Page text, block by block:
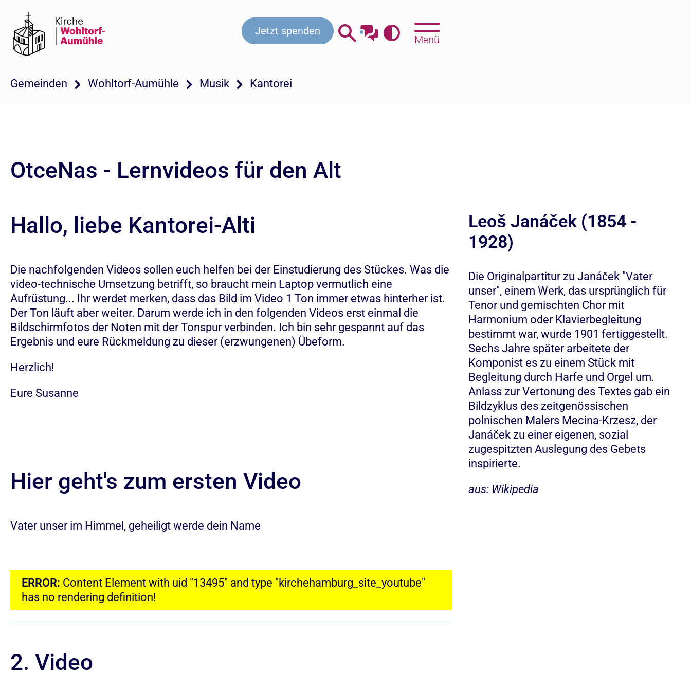
KontaktBeratung & HilfeGottesdienste
Jetzt spenden
Menü
Gemeinden Wohltorf-Aumühle Musik Kantorei
OtceNas - Lernvideos für den Alt
Hallo, liebe Kantorei-Alti
Die nachfolgenden Videos sollen euch helfen bei der Einstudierung des Stückes. Was die
video-technische Umsetzung betrifft, so braucht mein Laptop vermutlich eine
Aufrüstung... Ihr werdet merken, dass das Bild im Video 1 Ton immer etwas hinterher ist.
Der Ton läuft aber weiter. Darum werde ich in den folgenden Videos erst einmal die
Bildschirmfotos der Noten mit der Tonspur verbinden. Ich bin sehr gespannt auf das
Ergebnis und eure Rückmeldung zu dieser (erzwungenen) Übeform.
Herzlich!
Eure Susanne
Hier geht's zum ersten Video
Vater unser im Himmel, geheiligt werde dein Name
ERROR: Content Element with uid "13495" and type "kirchehamburg_site_youtube"
has no rendering definition!
2. Video
Leoš Janáček (1854 -
1928)
Die Originalpartitur zu Janáček "Vater
unser", einem Werk, das ursprünglich für
Tenor und gemischten Chor mit
Harmonium oder Klavierbegleitung
bestimmt war, wurde 1901 fertiggestellt.
Sechs Jahre später arbeitete der
Komponist es zu einem Stück mit
Begleitung durch Harfe und Orgel um.
Anlass zur Vertonung des Textes gab ein
Bildzyklus des zeitgenössischen
polnischen Malers Mecina-Krzesz, der
Janáček zu einer eigenen, sozial
zugespitzten Auslegung des Gebets
inspirierte.
aus: Wikipedia